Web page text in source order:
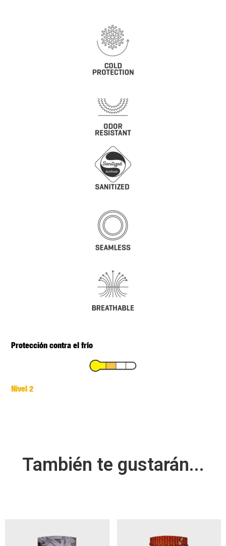
Protección contra el frío
Nivel 2
También te gustarán...